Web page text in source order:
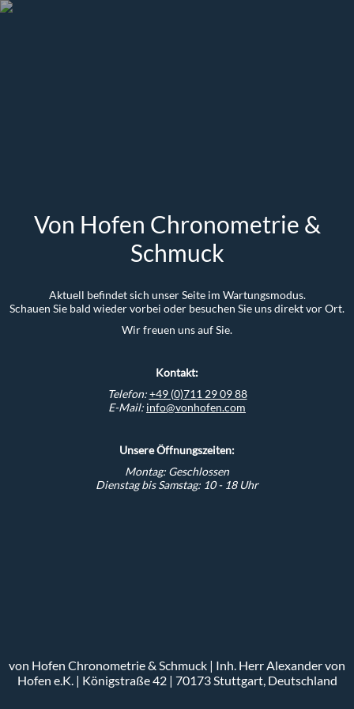
Von Hofen Chronometrie &
Schmuck
Aktuell befindet sich unser Seite im Wartungsmodus.
Schauen Sie bald wieder vorbei oder besuchen Sie uns direkt vor Ort.
Wir freuen uns auf Sie.
Kontakt:
Telefon: +49 (0)711 29 09 88
E-Mail: info@vonhofen.com
Unsere Öffnungszeiten:
Montag: Geschlossen
Dienstag bis Samstag: 10 - 18 Uhr
von Hofen Chronometrie & Schmuck | Inh. Herr Alexander von
Hofen e.K. | Königstraße 42 | 70173 Stuttgart, Deutschland